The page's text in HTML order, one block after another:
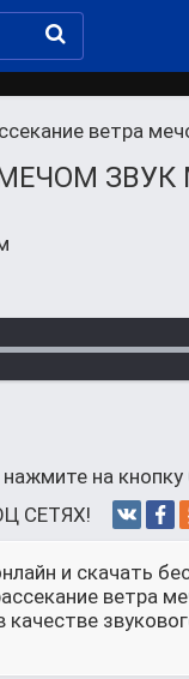
ветра
ЗВУК
на кнопку
СЕТЯХ!
и скачать
ветра
качестве